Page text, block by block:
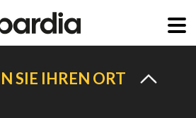
SIE IHREN ORT